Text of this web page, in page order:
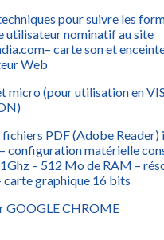
pour suivre les
utilisateur nominatif au site
– carte son et
Web
micro (pour utilisation en
fichiers PDF (Adobe Reader)
– configuration matérielle
– 512 Mo de RAM –
carte graphique 16 bits
GOOGLE CHROME